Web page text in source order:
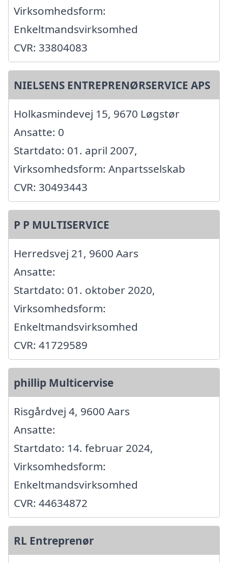
Virksomhedsform:
Enkeltmandsvirksomhed
CVR: 33804083
NIELSENS ENTREPRENØRSERVICE APS
Holkasmindevej 15, 9670 Løgstør
Ansatte: 0
Startdato: 01. april 2007,
Virksomhedsform: Anpartsselskab
CVR: 30493443
P P MULTISERVICE
Herredsvej 21, 9600 Aars
Ansatte:
Startdato: 01. oktober 2020,
Virksomhedsform:
Enkeltmandsvirksomhed
CVR: 41729589
phillip Multicervise
Risgårdvej 4, 9600 Aars
Ansatte:
Startdato: 14. februar 2024,
Virksomhedsform:
Enkeltmandsvirksomhed
CVR: 44634872
RL Entreprenør